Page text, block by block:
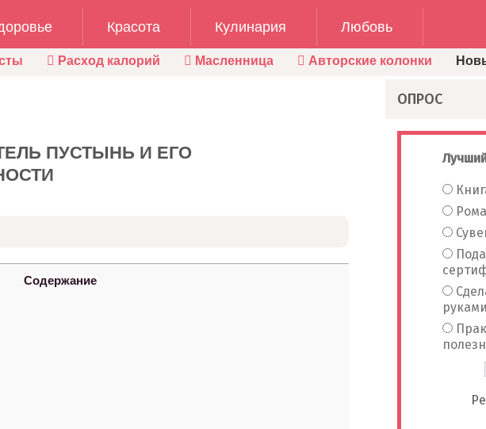
Красота Кулинария Любовь
Расход калорий Масленница Авторские колонки
ПУСТЫНЬ И ЕГО
Содержание
ОПРОС
руками